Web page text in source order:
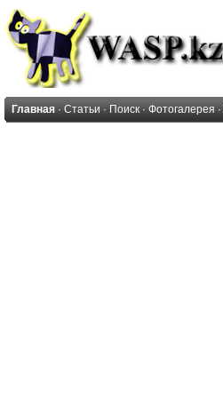
Главная · Статьи · Поиск · Фотогалерея ·